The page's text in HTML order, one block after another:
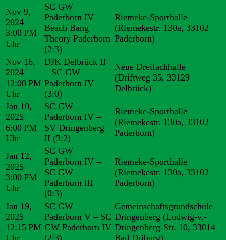
Nov 9,
2024
3:00 PM
Uhr
SC GW
Paderborn IV –
Beach Bang
Theory Paderborn
(2:3)
Riemeke-Sporthalle
(Riemekestr. 130a, 33102
Paderborn)
Nov 16,
2024
12:00 PM
Uhr
DJK Delbrück II
– SC GW
Paderborn IV
(3:0)
Neue Dreifachhalle
(Driftweg 35, 33129
Delbrück)
Jan 10,
2025
6:00 PM
Uhr
SC GW
Paderborn IV –
SV Dringenberg
II (3:2)
Riemeke-Sporthalle
(Riemekestr. 130a, 33102
Paderborn)
Jan 12,
2025
3:00 PM
Uhr
SC GW
Paderborn IV –
SC GW
Paderborn III
(0:3)
Riemeke-Sporthalle
(Riemekestr. 130a, 33102
Paderborn)
Jan 19,
2025
12:15 PM
SC GW
Paderborn V – SC
GW Paderborn IV
Gemeinschaftsgrundschule
Dringenberg (Ludwig-v.-
Dringenberg-Str. 10, 33014